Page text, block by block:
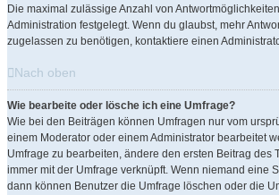
Die maximal zulässige Anzahl von
Administration festgelegt. Wenn du glaubst, mehr
zugelassen zu benötigen, kontaktiere einen
Nach oben
Wie bearbeite oder lösche ich eine Umfrage?
Wie bei den Beiträgen können Umfragen nur vom
einem Moderator oder einem Administrator bearbeitet
Umfrage zu bearbeiten, ändere den ersten Beitrag des
immer mit der Umfrage verknüpft. Wenn niemand eine
dann können Benutzer die Umfrage löschen oder die